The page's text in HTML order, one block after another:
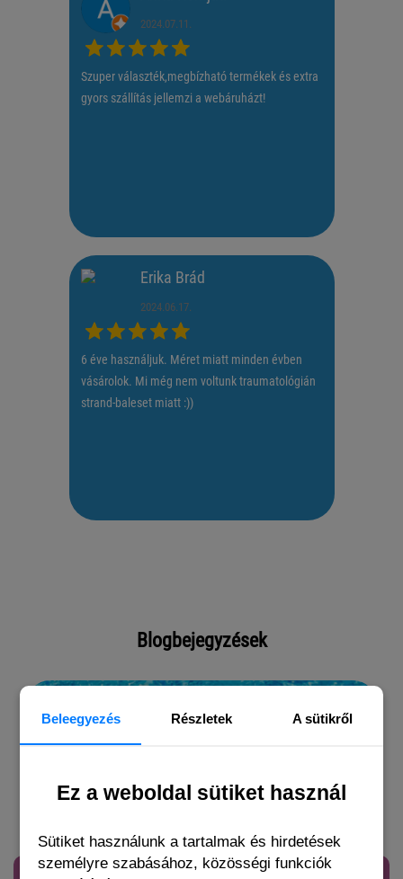
Beleegyezés Részletek A sütikről
Ez a weboldal sütiket használ
Sütiket használunk a tartalmak és hirdetések
személyre szabásához, közösségi funkciók
2024.07.11.
Szuper választék,megbízható termékek és extra
gyors szállítás jellemzi a webáruházt!
Erika Brád
2024.06.17.
6 éve használjuk. Méret miatt minden évben
vásárolok. Mi még nem voltunk traumatológián
strand-baleset miatt :))
Blogbejegyzések